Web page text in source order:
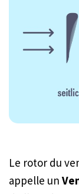
Le rotor du
appelle un